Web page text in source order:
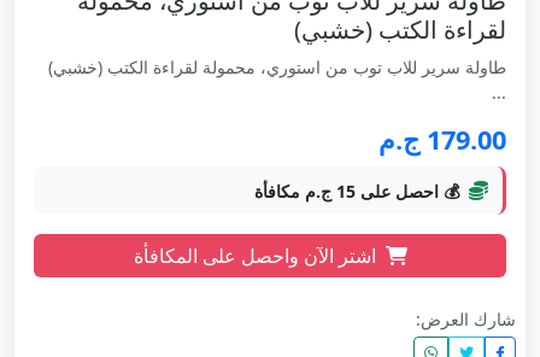
لقراءة الكتب (خشبي)
طاولة سرير للاب توب من استوري، محمولة لقراءة الكتب (خشبي)
...
179.00 ج.م
💰 احصل على 15 ج.م مكافأة
اشتر الآن واحصل على المكافأة
شارك العرض: